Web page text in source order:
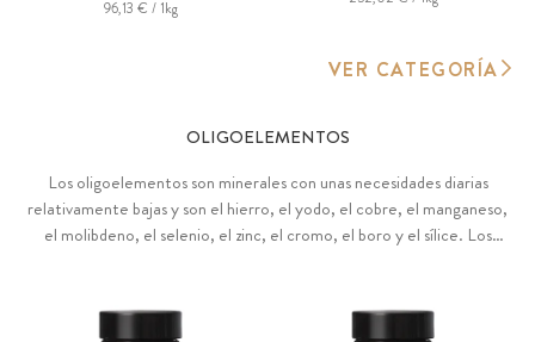
96,13 € / 1kg
VER CATEGORÍA
OLIGOELEMENTOS
Los oligoelementos son minerales con unas necesidades diarias
relativamente bajas y son el hierro, el yodo, el cobre, el manganeso,
el molibdeno, el selenio, el zinc, el cromo, el boro y el sílice. Los